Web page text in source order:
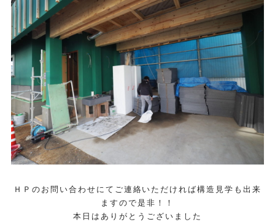
ＨＰのお問い合わせにてご連絡いただければ構造見学も出来
ますので是非！！
本日はありがとうございました